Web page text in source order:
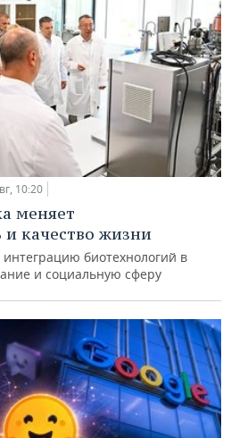
10:20
меняет
качество жизни
интеграцию биотехнологий в
и социальную сферу